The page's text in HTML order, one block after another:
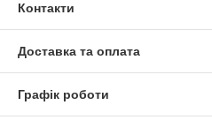
Контакти
Доставка та оплата
Графік роботи